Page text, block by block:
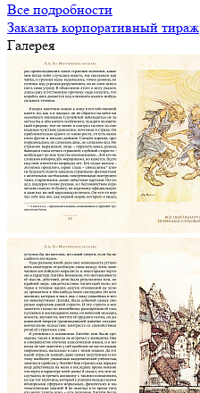
Все подробности
Заказать корпоративный тираж
Галерея